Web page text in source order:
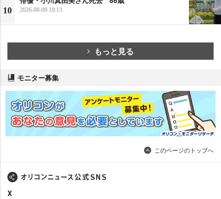
10 2026-08-09 19:13
もっと見る
モニター募集
このページのトップへ
X